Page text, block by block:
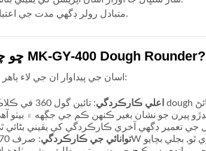
متبادل رولر ڊگھي مدت جي اعتبار لاءِ.
ڇو چونڊيو MK-GY-400 Dough Rounder?
اسان جي پيداوار ان جي لاء ٻاهر بيٺو آهي:
اعلي ڪارڪردگي
توانائي جي ڪارڪردگي